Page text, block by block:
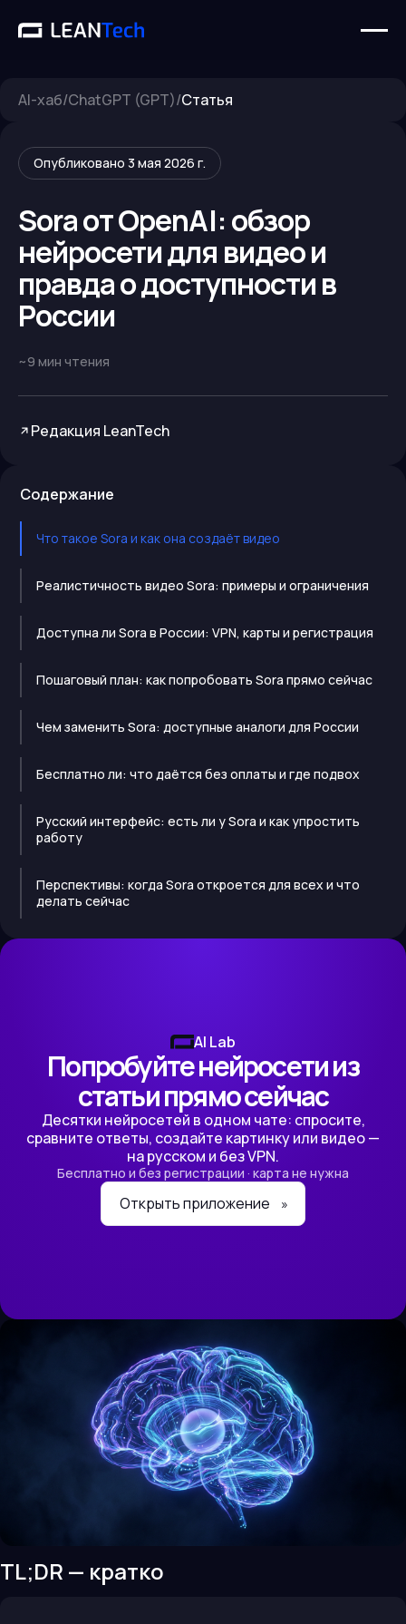
AI-хаб/ChatGPT (GPT)/Статья
Опубликовано 3 мая 2026 г.
Sora от OpenAI: обзор
нейросети для видео и
правда о доступности в
России
~9 мин чтения
Редакция LeanTech
Содержание
Что такое Sora и как она создаёт видео
Реалистичность видео Sora: примеры и ограничения
Доступна ли Sora в России: VPN, карты и регистрация
Пошаговый план: как попробовать Sora прямо сейчас
Чем заменить Sora: доступные аналоги для России
Бесплатно ли: что даётся без оплаты и где подвох
Русский интерфейс: есть ли у Sora и как упростить
работу
Перспективы: когда Sora откроется для всех и что
делать сейчас
AI Lab
Попробуйте нейросети из
статьи прямо сейчас
Десятки нейросетей в одном чате: спросите,
сравните ответы, создайте картинку или видео —
на русском и без VPN.
Бесплатно и без регистрации · карта не нужна
Открыть приложение »
TL;DR — кратко